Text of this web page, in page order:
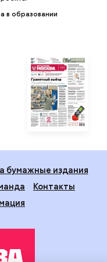
в образовании
бумажные издания
Контакты